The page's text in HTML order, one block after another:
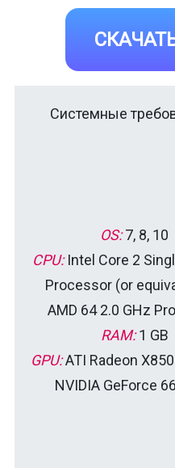
Системные
OS:7, 8, 10
CPU:Intel Core 2
Processor (or
AMD 64 2.0 GHz
RAM:1 GB
GPU:ATI Radeon
NVIDIA GeForce